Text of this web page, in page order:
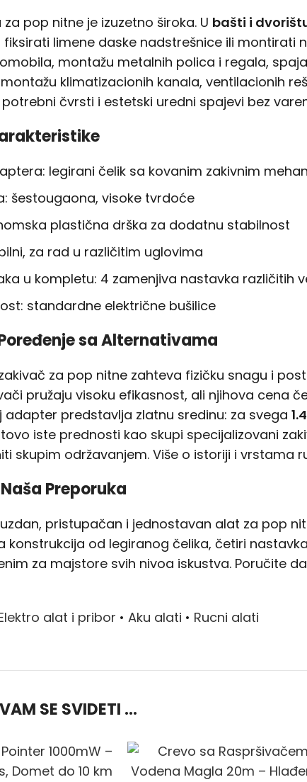
pop nitne je izuzetno široka. U bašti i
fiksirati limene daske nadstrešnice ili montirati
montažu metalnih polica i regala,
klimatizacionih kanala, ventilacionih
čvrsti i estetski uredni spajevi bez
legirani čelik sa kovanim zakivnim
šestougaona, visoke tvrdoće
plastična drška za dodatnu stabilnost
za rad u različitim uglovima
u kompletu: 4 zamenjiva nastavka različitih
standardne električne bušilice
sa Alternativama
za pop nitne zahteva fizičku snagu i
pružaju visoku efikasnost, ali njihova cena
adapter predstavlja zlatnu sredinu: za svega
iste prednosti kao skupi specijalizovani
skupim održavanjem. Više o istoriji i vrstama
Preporuka
pristupačan i jednostavan alat za pop
konstrukcija od legiranog čelika, četiri
za majstore svih nivoa iskustva. Poručite
alat i pribor • Aku alati • Rucni alati
SE SVIDETI …